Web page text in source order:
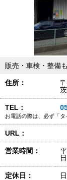
販売・車検・整備
住所：
TEL：
お電話の際は、必ず「タ
URL：
営業時間：
定休日：